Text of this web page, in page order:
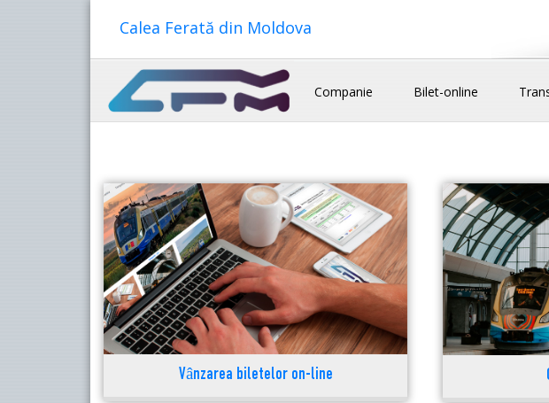
Calea Ferată din Moldova
Companie Bilet-online
Vânzarea biletelor on-line